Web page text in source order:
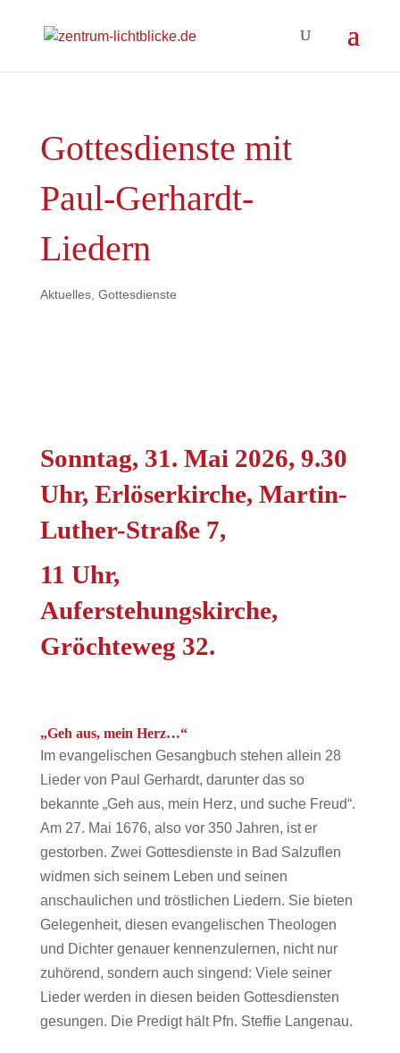
Gottesdienste mit
Paul-Gerhardt-
Liedern
Aktuelles, Gottesdienste
Sonntag, 31. Mai 2026, 9.30
Uhr, Erlöserkirche, Martin-
Luther-Straße 7,
11 Uhr,
Auferstehungskirche,
Gröchteweg 32.
„Geh aus, mein Herz…“
Im evangelischen Gesangbuch stehen allein 28
Lieder von Paul Gerhardt, darunter das so
bekannte „Geh aus, mein Herz, und suche Freud“.
Am 27. Mai 1676, also vor 350 Jahren, ist er
gestorben. Zwei Gottesdienste in Bad Salzuflen
widmen sich seinem Leben und seinen
anschaulichen und tröstlichen Liedern. Sie bieten
Gelegenheit, diesen evangelischen Theologen
und Dichter genauer kennenzulernen, nicht nur
zuhörend, sondern auch singend: Viele seiner
Lieder werden in diesen beiden Gottesdiensten
gesungen. Die Predigt hält Pfn. Steffie Langenau.